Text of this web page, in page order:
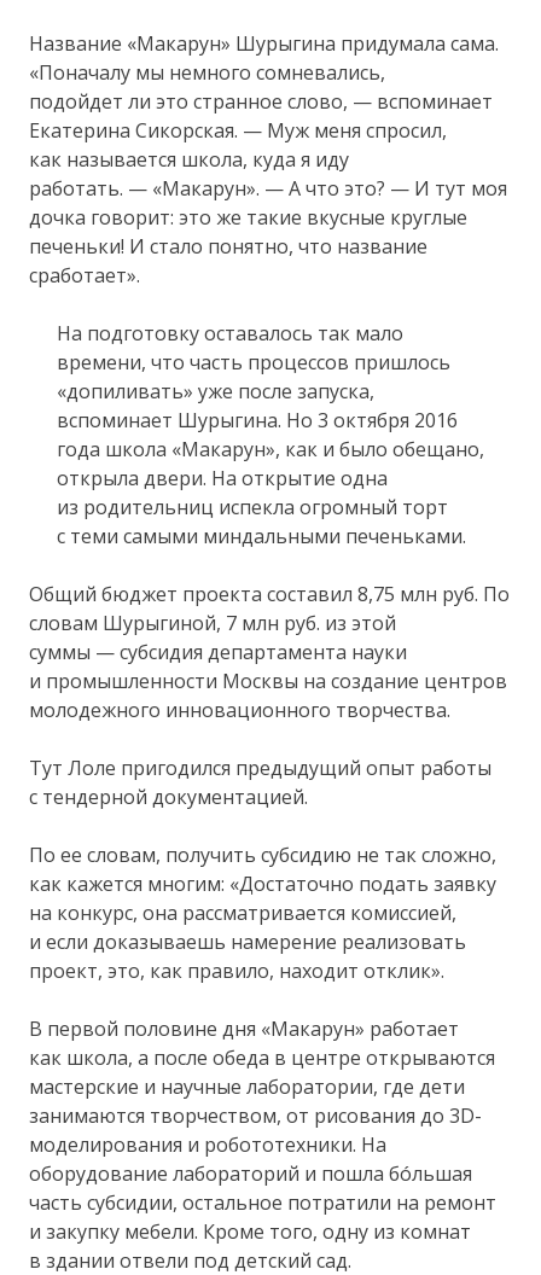
Название «Макарун» Шурыгина придумала сама.
«Поначалу мы немного сомневались,
подойдет ли это странное слово, — вспоминает
Екатерина Сикорская. — Муж меня спросил,
как называется школа, куда я иду
работать. — «Макарун». — А что это? — И тут моя
дочка говорит: это же такие вкусные круглые
печеньки! И стало понятно, что название
сработает».
На подготовку оставалось так мало
времени, что часть процессов пришлось
«допиливать» уже после запуска,
вспоминает Шурыгина. Но 3 октября 2016
года школа «Макарун», как и было обещано,
открыла двери. На открытие одна
из родительниц испекла огромный торт
с теми самыми миндальными печеньками.
Общий бюджет проекта составил 8,75 млн руб. По
словам Шурыгиной, 7 млн руб. из этой
суммы — субсидия департамента науки
и промышленности Москвы на создание центров
молодежного инновационного творчества.
Тут Лоле пригодился предыдущий опыт работы
с тендерной документацией.
По ее словам, получить субсидию не так сложно,
как кажется многим: «Достаточно подать заявку
на конкурс, она рассматривается комиссией,
и если доказываешь намерение реализовать
проект, это, как правило, находит отклик».
В первой половине дня «Макарун» работает
как школа, а после обеда в центре открываются
мастерские и научные лаборатории, где дети
занимаются творчеством, от рисования до 3D-
моделирования и робототехники. На
оборудование лабораторий и пошла бóльшая
часть субсидии, остальное потратили на ремонт
и закупку мебели. Кроме того, одну из комнат
в здании отвели под детский сад.